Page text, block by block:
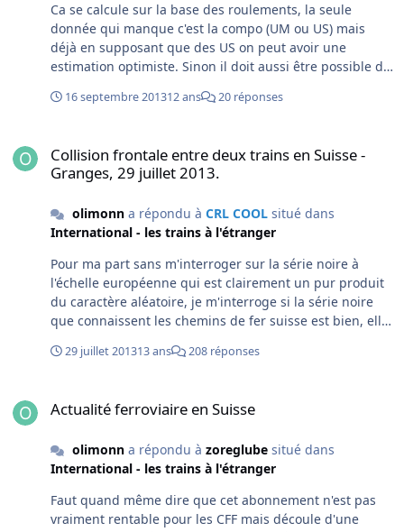
à un CA de ~28 000 € par circulation. À mettre en
relation avec le prix du sillon que je ne connais pas, les
couts de personnel et de maintenance, ainsi que la
dépréciation de l'investissement sur les rames + les
couts de lancement du produit (marketing,
surprise lors de l'année de lancement d'un nouveau
produit. On peut aussi regarder par rapport à leurs
transportés en 39 semaines en 2013. En 24 semaines ils
devraient en avoir transporté 984 000 en supposant une
vendus contre un objectif de 984 000 passagers
transportés, selon la forme de la courbe des ventes qui
a été prévue, ils sont plus ou moins dans leurs objectifs,
sans doute un peu en dessous.
Ca se calcule sur la base des roulements, la seule
donnée qui manque c'est la compo (UM ou US) mais
déjà en supposant que des US on peut avoir une
estimation optimiste. Sinon il doit aussi être possible de
fréquentation
16 septembre 201312 ans 20 réponses
Collision frontale entre deux trains en Suisse -
Granges, 29 juillet 2013.
olimonna répondu à CRL COOLsitué dans
International - les trains à l'étranger
Pour ma part sans m'interroger sur la série noire à
l'échelle européenne qui est clairement un pur produit
du caractère aléatoire, je m'interroge si la série noire
que connaissent les chemins de fer suisse est bien, elle,
janvier 2013 : Collision entre deux trains régionaux des
déraille suite à un glissement de terrain entre
Une locomotive de manœuvre plonge dans la Venoge
près de Morges, pas de blessés. 8 mars 2013 : Un train
de marchandises déraille à Bern-Bümplitz suite à une
défaillance technique, empiète dans le gabarit et
29 juillet 201313 ans 208 réponses
Actualité ferroviaire en Suisse
olimonna répondu à zoreglubesitué dans
International - les trains à l'étranger
Faut quand même dire que cet abonnement n'est pas
vraiment rentable pour les CFF mais découle d'une